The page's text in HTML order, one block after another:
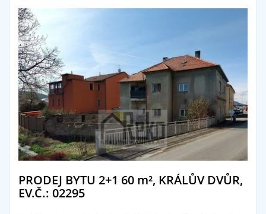
PRODEJ BYTU 2+1 60 m², KRÁLŮV DVŮR,
EV.Č.: 02295